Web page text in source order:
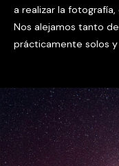
a realizar la
Nos alejamos tanto
prácticamente solos